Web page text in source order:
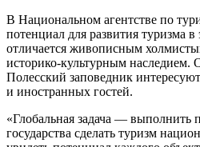
В Национальном агентстве по
потенциал для развития туризма
отличается живописным
историко-культурным
Полесский заповедник
и иностранных гостей.
«Глобальная задача — выполнить
государства сделать туризм